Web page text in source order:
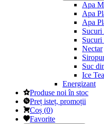
Apa
Apa
Apa
Sucuri
Nectar
Suc
Ice Tea
Energizant
Produse noi în stoc
Preț isteț, promoții
Coș (0)
Favorite